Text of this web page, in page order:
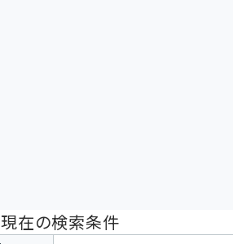
現在の検索条件